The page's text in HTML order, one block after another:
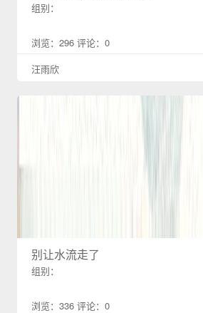
组别：
浏览：296 评论：0
汪雨欣
别让水流走了
组别：
浏览：336 评论：0